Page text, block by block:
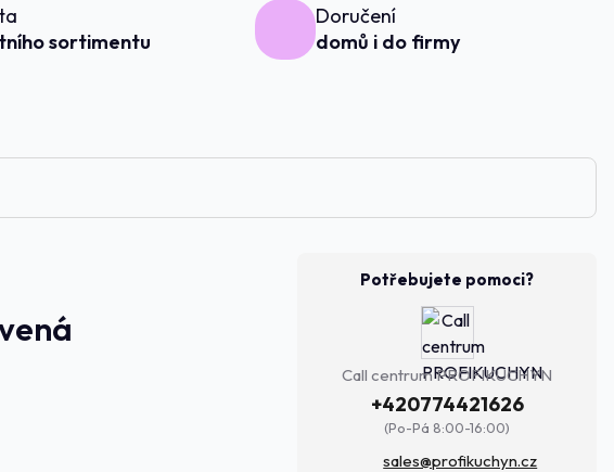
sortimentu
Doručení
domů i do firmy
Potřebujete pomoci?
Call centrum PROFIKUCHYN
+420774421626
(Po-Pá 8:00-16:00)
sales@profikuchyn.cz